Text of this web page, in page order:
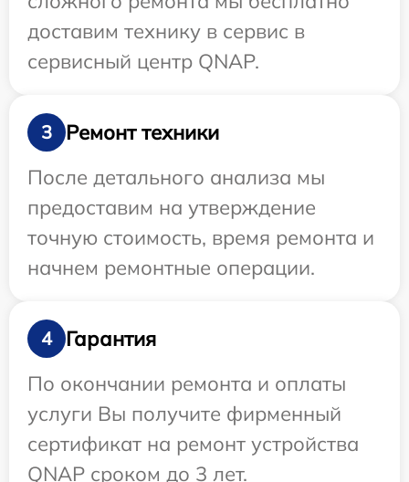
доставим технику в сервис в
сервисный центр QNAP.
3
Ремонт техники
После детального анализа мы
предоставим на утверждение
точную стоимость, время ремонта и
начнем ремонтные операции.
4
Гарантия
По окончании ремонта и оплаты
услуги Вы получите фирменный
сертификат на ремонт устройства
QNAP сроком до 3 лет.